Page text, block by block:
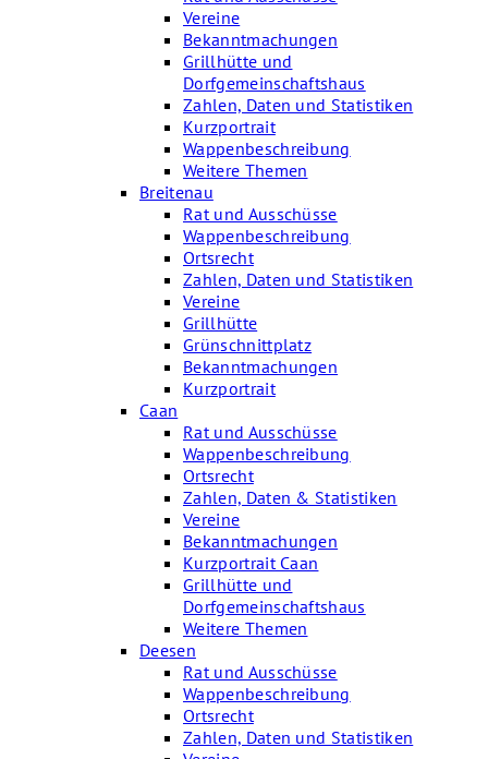
Vereine
Bekanntmachungen
Grillhütte und
Dorfgemeinschaftshaus
Zahlen, Daten und Statistiken
Kurzportrait
Wappenbeschreibung
Weitere Themen
Breitenau
Rat und Ausschüsse
Wappenbeschreibung
Ortsrecht
Zahlen, Daten und Statistiken
Vereine
Grillhütte
Grünschnittplatz
Bekanntmachungen
Kurzportrait
Caan
Rat und Ausschüsse
Wappenbeschreibung
Ortsrecht
Zahlen, Daten & Statistiken
Vereine
Bekanntmachungen
Kurzportrait Caan
Grillhütte und
Dorfgemeinschaftshaus
Weitere Themen
Deesen
Rat und Ausschüsse
Wappenbeschreibung
Ortsrecht
Zahlen, Daten und Statistiken